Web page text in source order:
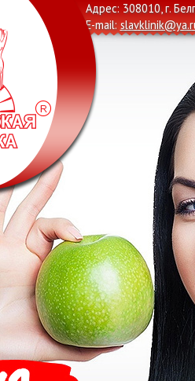
Адрес: 308010, г.
E-mail: